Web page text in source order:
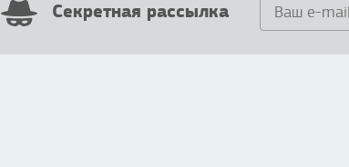
Секретная рассылка